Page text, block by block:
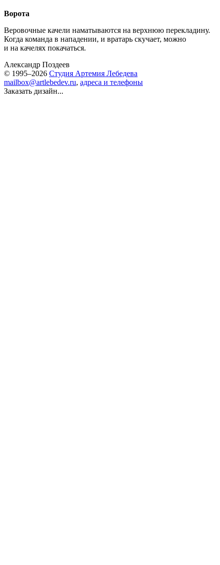
Ворота
Веровочные качели наматываются на верхнюю перекладину.
Когда команда в нападении, и вратарь скучает, можно
и на качелях покачаться.
Александр Поздеев
© 1995–2026 Студия Артемия Лебедева
mailbox@artlebedev.ru, адреса и телефоны
Заказать дизайн...